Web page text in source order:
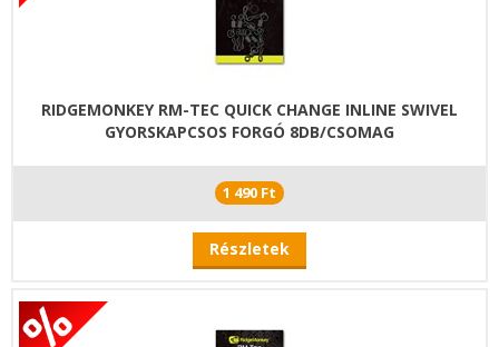
RIDGEMONKEY RM-TEC QUICK CHANGE INLINE SWIVEL
GYORSKAPCSOS FORGÓ 8DB/CSOMAG
1 490 Ft
Részletek